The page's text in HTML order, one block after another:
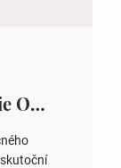
Pozvánka na 35. zasadnutie OZ v Zámutove